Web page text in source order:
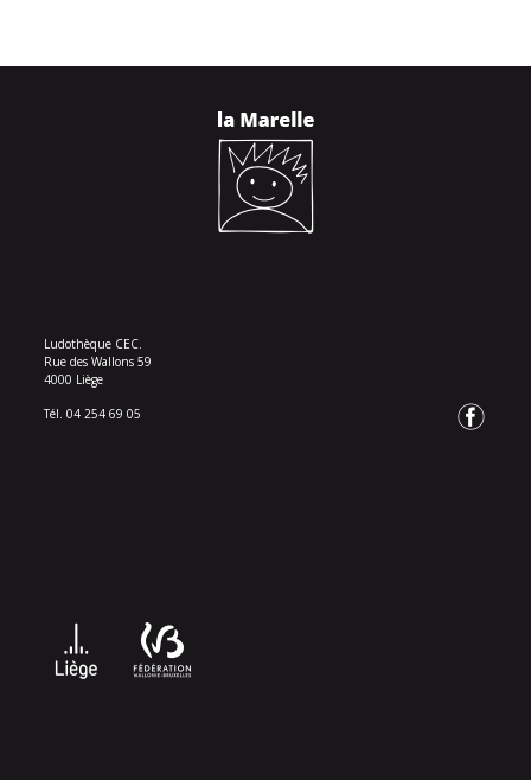
Ludothèque CEC.
Rue des Wallons 59
4000 Liège
Tél. 04 254 69 05